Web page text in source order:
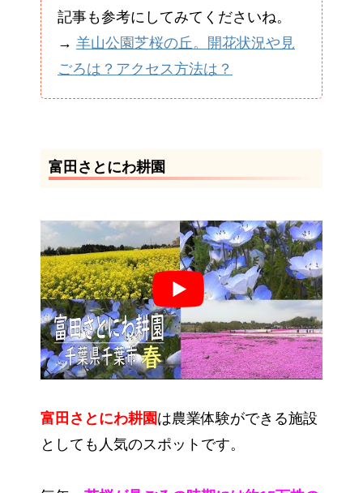
記事も参考にしてみてくださいね。
→ 羊山公園芝桜の丘。開花状況や見
ごろは？アクセス方法は？
富田さとにわ耕園
富田さとにわ耕園は農業体験ができる施設
としても人気のスポットです。